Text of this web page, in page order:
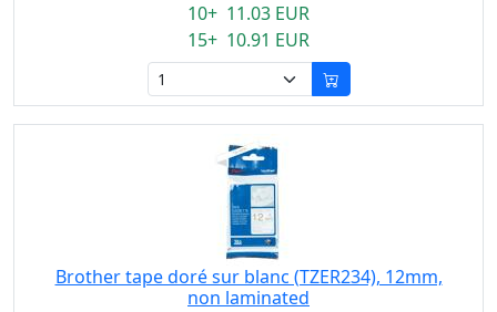
10+ 11.03 EUR
15+ 10.91 EUR
Brother tape doré sur blanc (TZER234), 12mm,
non laminated